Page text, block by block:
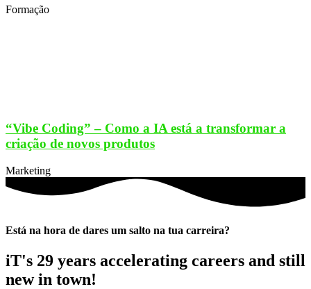
Formação
“Vibe Coding” – Como a IA está a transformar a
criação de novos produtos
Marketing
Está na hora de dares um salto na tua carreira?
iT's 29 years accelerating careers and still
new in town!